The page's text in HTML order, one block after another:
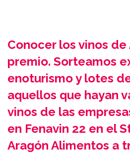
Conocer los vinos
premio. Sorteamos
enoturismo y lotes
aquellos que hayan
vinos de las
en Fenavin 22 en el
Aragón Alimentos a